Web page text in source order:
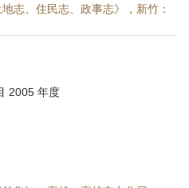
志、住民志、政事志》，新竹：
2005 年度